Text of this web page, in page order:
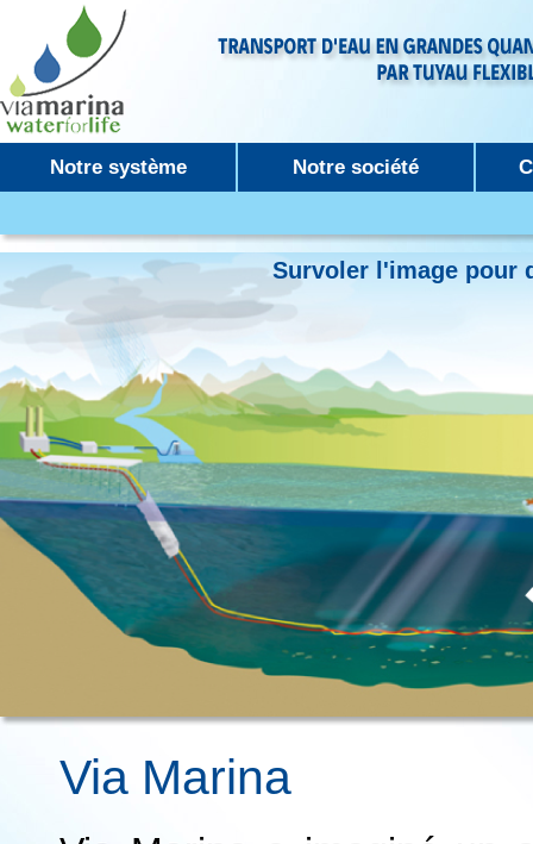
Notre système Notre société
Survoler l'image pour
Via Marina